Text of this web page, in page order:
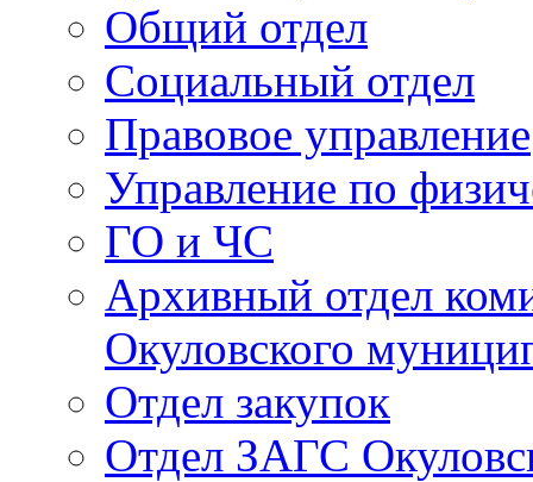
Общий отдел
Социальный отдел
Правовое управление
Управление по
ГО и ЧС
Архивный отдел
Окуловского
Отдел закупок
Отдел ЗАГС